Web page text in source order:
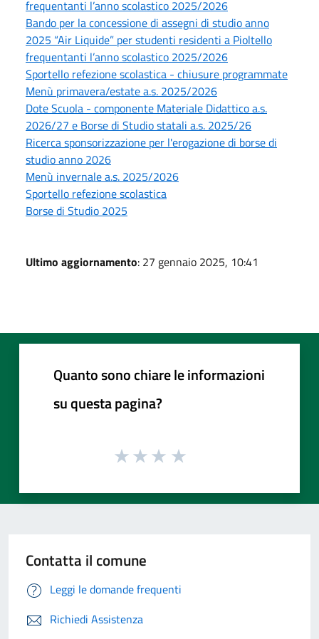
frequentanti l’anno scolastico 2025/2026
Bando per la concessione di assegni di studio anno
2025 “Air Liquide” per studenti residenti a Pioltello
frequentanti l’anno scolastico 2025/2026
Sportello refezione scolastica - chiusure programmate
Menù primavera/estate a.s. 2025/2026
Dote Scuola - componente Materiale Didattico a.s.
2026/27 e Borse di Studio statali a.s. 2025/26
Ricerca sponsorizzazione per l'erogazione di borse di
studio anno 2026
Menù invernale a.s. 2025/2026
Sportello refezione scolastica
Borse di Studio 2025
Ultimo aggiornamento: 27 gennaio 2025, 10:41
Quanto sono chiare le informazioni
su questa pagina?
Contatta il comune
Leggi le domande frequenti
Richiedi Assistenza